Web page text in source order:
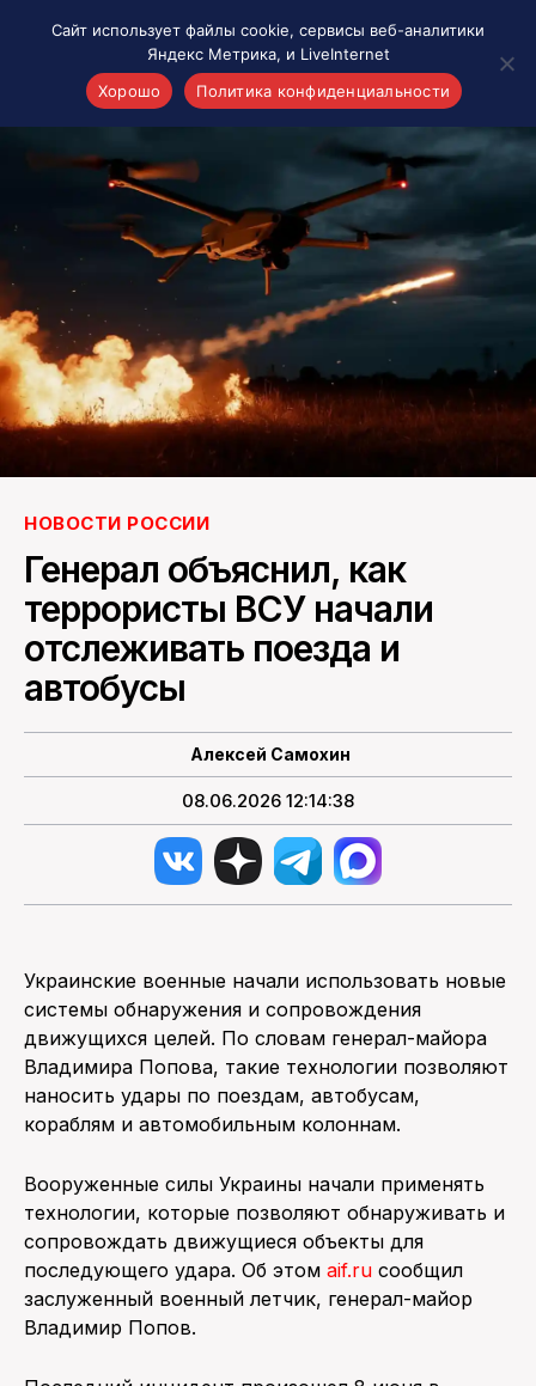
Акценты
Материалы о Рязани и области
Проекты 7 инфо
Здоровье
Интересное
Новости кино и ТВ
Новости России
Политика
Новости мира
Все материалы 7инфо
ПОИСК ПО САЙТУ
НОВОСТИ РОССИИ
Генерал объяснил, как
террористы ВСУ начали
отслеживать поезда и
автобусы
Алексей Самохин
08.06.2026 12:14:38
Украинские военные начали использовать новые
системы обнаружения и сопровождения
движущихся целей. По словам генерал-майора
Владимира Попова, такие технологии позволяют
наносить удары по поездам, автобусам,
кораблям и автомобильным колоннам.
Вооруженные силы Украины начали применять
технологии, которые позволяют обнаруживать и
сопровождать движущиеся объекты для
последующего удара. Об этом aif.ru сообщил
заслуженный военный летчик, генерал-майор
Владимир Попов.
Сайт использует файлы cookie, сервисы веб-аналитики
Яндекс Метрика, и LiveInternet
Хорошо
Политика конфиденциальности